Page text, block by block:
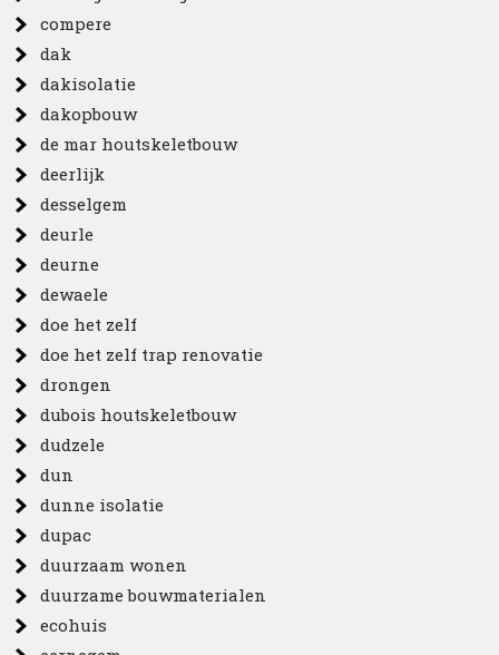
compere
dak
dakisolatie
dakopbouw
de mar houtskeletbouw
deerlijk
desselgem
deurle
deurne
dewaele
doe het zelf
doe het zelf trap renovatie
drongen
dubois houtskeletbouw
dudzele
dun
dunne isolatie
dupac
duurzaam wonen
duurzame bouwmaterialen
ecohuis